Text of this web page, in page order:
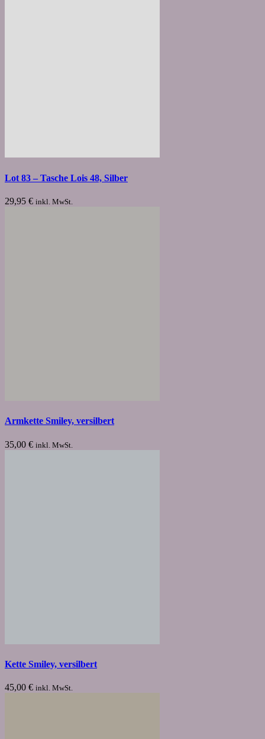
Lot 83 – Tasche Lois 48, Silber
29,95 € inkl. MwSt.
Armkette Smiley, versilbert
35,00 € inkl. MwSt.
Kette Smiley, versilbert
45,00 € inkl. MwSt.